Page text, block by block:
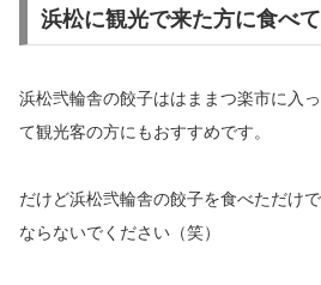
浜松に観光で来た方に食べ
浜松弐輪舎の餃子ははままつ楽市に入
て観光客の方にもおすすめです。
だけど浜松弐輪舎の餃子を食べただけ
ならないでください（笑）